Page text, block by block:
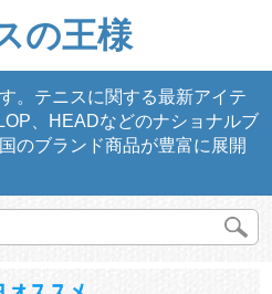
の王様
。テニスに関する最新アイテ
、HEADなどのナショナルブ
のブランド商品が豊富に展開